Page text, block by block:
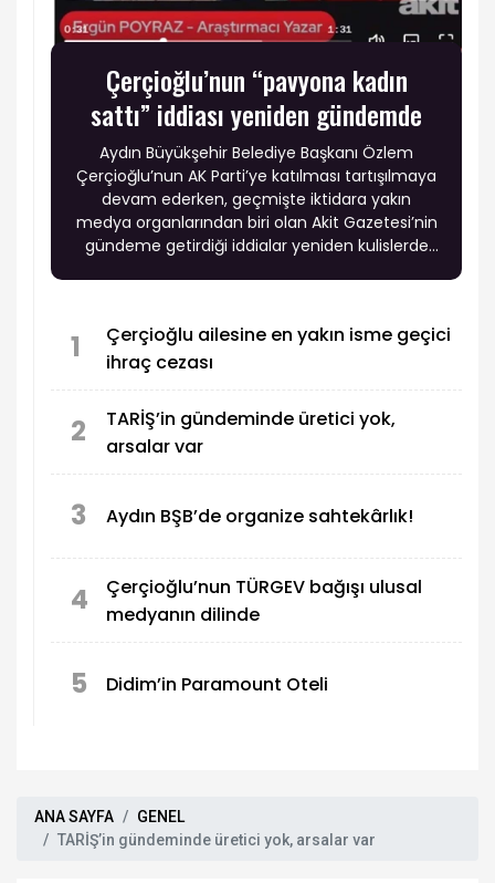
Çerçioğlu’nun “pavyona kadın
sattı” iddiası yeniden gündemde
Aydın Büyükşehir Belediye Başkanı Özlem
Çerçioğlu’nun AK Parti’ye katılması tartışılmaya
devam ederken, geçmişte iktidara yakın
medya organlarından biri olan Akit Gazetesi’nin
gündeme getirdiği iddialar yeniden kulislerde
1
Çerçioğlu ailesine en yakın isme geçici
ihraç cezası
2
TARİŞ’in gündeminde üretici yok,
arsalar var
3 Aydın BŞB’de organize sahtekârlık!
4
Çerçioğlu’nun TÜRGEV bağışı ulusal
medyanın dilinde
5 Didim’in Paramount Oteli
ANA SAYFA
GENEL
TARİŞ’in gündeminde üretici yok, arsalar var